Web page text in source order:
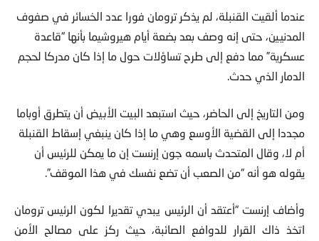
عندما ألقيت القنبلة، لم يذكر ترومان فورا عدد الخسائر في صفوف
المدنيين، حتى إنه وصف بعد بضعة أيام هيروشيما بأنها “قاعدة
عسكرية” مما دفع إلى طرح تساؤلات حول ما إذا كان مدركا لحجم
الدمار الذي حدث.
ومن التاريخ إلى الحاضر، حيث استبعد البيت الأبيض أن يتطرق أوباما
مجددا إلى القضية الأوسع وهي ما إذا كان ينبغي إسقاط القنبلة
أم لا، وقال المتحدث باسمه جون إرنست إن ما يمكن للرئيس أن
يقوله هو أنه “من الصعب أن تضع نفسك في هذا الموقف”.
وأضاف إرنست “أعتقد أن الرئيس يبدي تقديرا لكون الرئيس ترومان
اتخذ ذاك القرار للدوافع الصائبة، حيث ركز على مصالح الأمن